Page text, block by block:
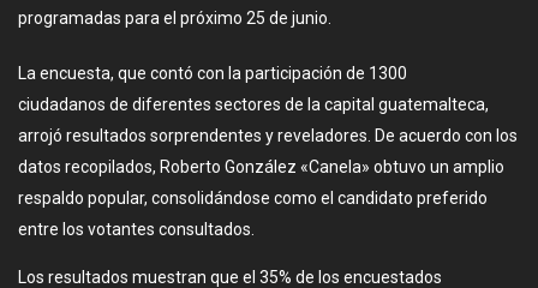
programadas para el próximo 25 de junio.
La encuesta, que contó con la participación de 1300
ciudadanos de diferentes sectores de la capital guatemalteca,
arrojó resultados sorprendentes y reveladores. De acuerdo con los
datos recopilados, Roberto González «Canela» obtuvo un amplio
respaldo popular, consolidándose como el candidato preferido
entre los votantes consultados.
Los resultados muestran que el 35% de los encuestados